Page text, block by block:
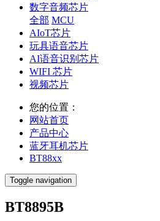
数字音频芯片
全部 MCU
AIoT芯片
玩具语音芯片
AI语音识别芯片
WIFI 芯片
视频芯片
您的位置：
网站首页
产品中心
蓝牙耳机芯片
BT88xx
Toggle navigation
BT8895B